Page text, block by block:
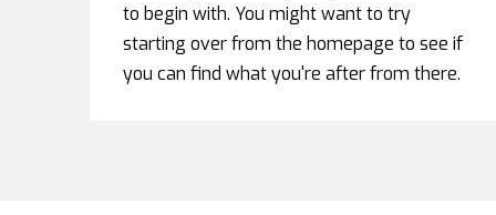
to begin with. You might want to try
starting over from the homepage to see if
you can find what you're after from there.